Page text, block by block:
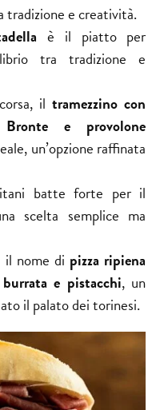
tradizione e creatività.
è il piatto per
tra tradizione e
iltramezzino con
e provolone
un’opzione raffinata
batte forte per il
scelta semplice ma
nome di pizza ripiena
e pistacchi, un
il palato dei torinesi.